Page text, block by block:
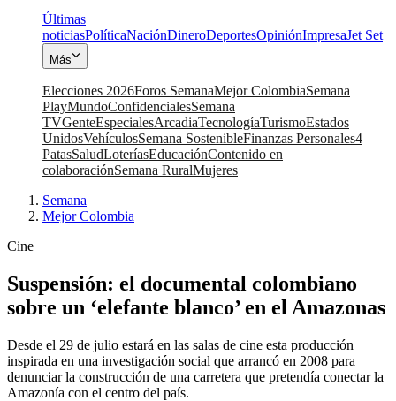
Últimas
noticiasPolíticaNaciónDineroDeportesOpiniónImpresaJet Set
Más
Elecciones 2026Foros SemanaMejor ColombiaSemana
PlayMundoConfidencialesSemana
TVGenteEspecialesArcadiaTecnologíaTurismoEstados
UnidosVehículosSemana SostenibleFinanzas Personales4
PatasSaludLoteríasEducaciónContenido en
colaboraciónSemana RuralMujeres
Semana|
Mejor Colombia
Cine
Suspensión: el documental colombiano
sobre un ‘elefante blanco’ en el Amazonas
Desde el 29 de julio estará en las salas de cine esta producción
inspirada en una investigación social que arrancó en 2008 para
denunciar la construcción de una carretera que pretendía conectar la
Amazonía con el centro del país.